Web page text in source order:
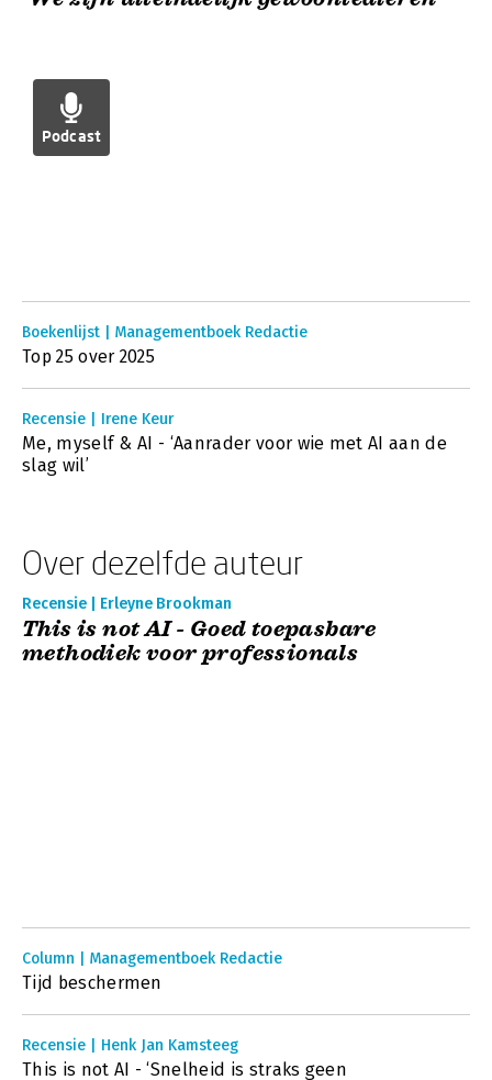
Podcast
Boekenlijst | Managementboek Redactie
Top 25 over 2025
Recensie | Irene Keur
Me, myself & AI - ‘Aanrader voor wie met AI aan de
slag wil’
Over dezelfde auteur
Recensie | Erleyne Brookman
This is not AI - Goed toepasbare
methodiek voor professionals
Column | Managementboek Redactie
Tijd beschermen
Recensie | Henk Jan Kamsteeg
This is not AI - ‘Snelheid is straks geen